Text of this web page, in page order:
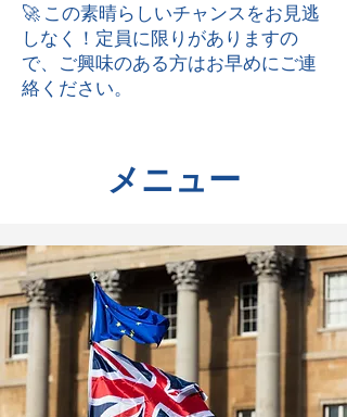
🚀 この素晴らしいチャンスをお見逃
しなく！定員に限りがありますの
で、ご興味のある方はお早めにご連
絡ください。
メニュー